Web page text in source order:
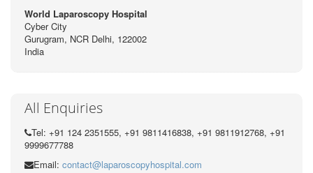
World Laparoscopy Hospital
Cyber City
Gurugram, NCR Delhi, 122002
India
All Enquiries
Tel: +91 124 2351555, +91 9811416838, +91 9811912768, +91
9999677788
Email: contact@laparoscopyhospital.com